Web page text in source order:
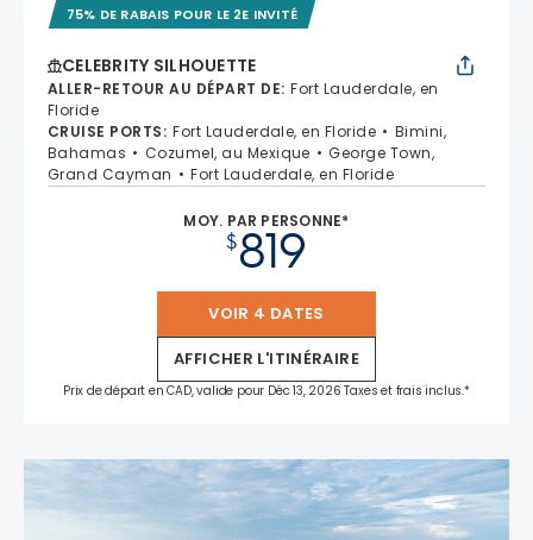
75% DE RABAIS POUR LE 2E INVITÉ
CELEBRITY SILHOUETTE
ALLER-RETOUR AU DÉPART DE: Fort Lauderdale, en
Floride
CRUISE PORTS: Fort Lauderdale, en Floride
Bimini,
Bahamas
Cozumel, au Mexique
George Town,
Grand Cayman
Fort Lauderdale, en Floride
MOY. PAR PERSONNE*
$819
VOIR 4 DATES
AFFICHER L'ITINÉRAIRE
Prix de départ en CAD, valide pour Déc 13, 2026 Taxes et frais inclus.*